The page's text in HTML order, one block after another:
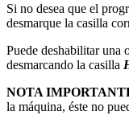
Si no desea que el
desmarque la casilla
Puede deshabilitar una
desmarcando la casilla
NOTA
la máquina, éste no